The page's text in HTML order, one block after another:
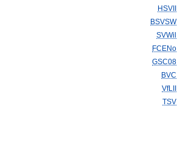
HSVII
BSVSW
SVWil
FCENo
GSC08
BVC
VfLII
TSV